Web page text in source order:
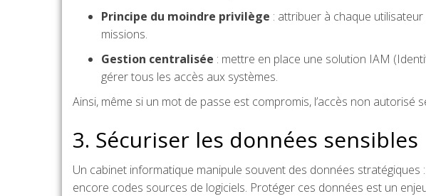
Principe du moindre privilège : attribuer à chaque
missions.
Gestion centralisée : mettre en place une solution IAM
gérer tous les accès aux systèmes.
Ainsi, même si un mot de passe est compromis, l’accès non autorisé
3. Sécuriser les données sensibles
Un cabinet informatique manipule souvent des données
encore codes sources de logiciels. Protéger ces données est un